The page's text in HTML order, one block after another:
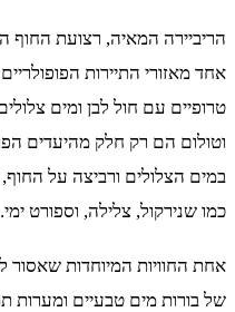
הריביירה המאיה, רצועת החוף
אחד מאזורי התיירות
טרופיים עם חול לבן ומים
וטולום הם רק חלק מהיעדים
במים הצלולים ורביצה על החוף,
כמו שנירקול, צלילה, וספורט ימי.
אחת החוויות המיוחדות שאסור
של בורות מים טבעיים ומערות